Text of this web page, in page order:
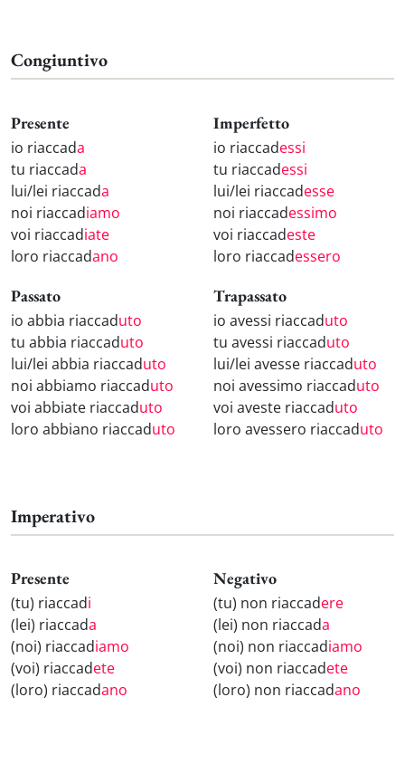
Congiuntivo
Presente
io riaccada
tu riaccada
lui/lei riaccada
noi riaccadiamo
voi riaccadiate
loro riaccadano
Imperfetto
io riaccadessi
tu riaccadessi
lui/lei riaccadesse
noi riaccadessimo
voi riaccadeste
loro riaccadessero
Passato
io abbia riaccaduto
tu abbia riaccaduto
lui/lei abbia riaccaduto
noi abbiamo riaccaduto
voi abbiate riaccaduto
loro abbiano riaccaduto
Trapassato
io avessi riaccaduto
tu avessi riaccaduto
lui/lei avesse riaccaduto
noi avessimo riaccaduto
voi aveste riaccaduto
loro avessero riaccaduto
Imperativo
Presente
(tu) riaccadi
(lei) riaccada
(noi) riaccadiamo
(voi) riaccadete
(loro) riaccadano
Negativo
(tu) non riaccadere
(lei) non riaccada
(noi) non riaccadiamo
(voi) non riaccadete
(loro) non riaccadano